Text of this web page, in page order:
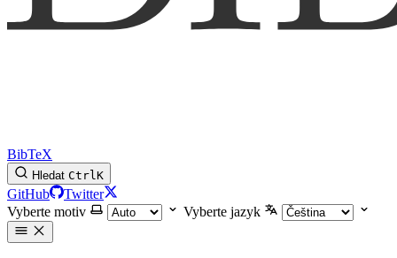
BibTeX
Hledat CtrlK
GitHub
Twitter
Vyberte motiv
Vyberte jazyk